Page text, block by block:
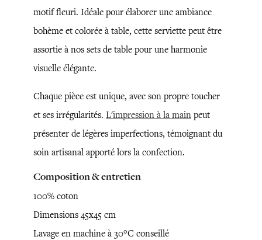
motif fleuri. Idéale pour élaborer une ambiance
bohème et colorée à table, cette serviette peut être
assortie à nos sets de table pour une harmonie
visuelle élégante.
Chaque pièce est unique, avec son propre toucher
et ses irrégularités. L'impression à la main peut
présenter de légères imperfections, témoignant du
soin artisanal apporté lors la confection.
Composition & entretien
100% coton
Dimensions 45x45 cm
Lavage en machine à 30°C conseillé